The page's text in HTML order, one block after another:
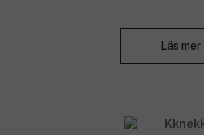
stadga. De drar inte, går inte av och
Snoddarna är metallfria och kan
om du föredrar ett enkelt uttryck
Läs mer